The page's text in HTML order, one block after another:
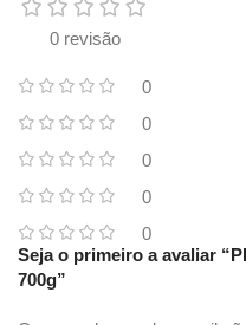
0 revisão
0
0
0
0
0
Seja o primeiro a avaliar
700g”